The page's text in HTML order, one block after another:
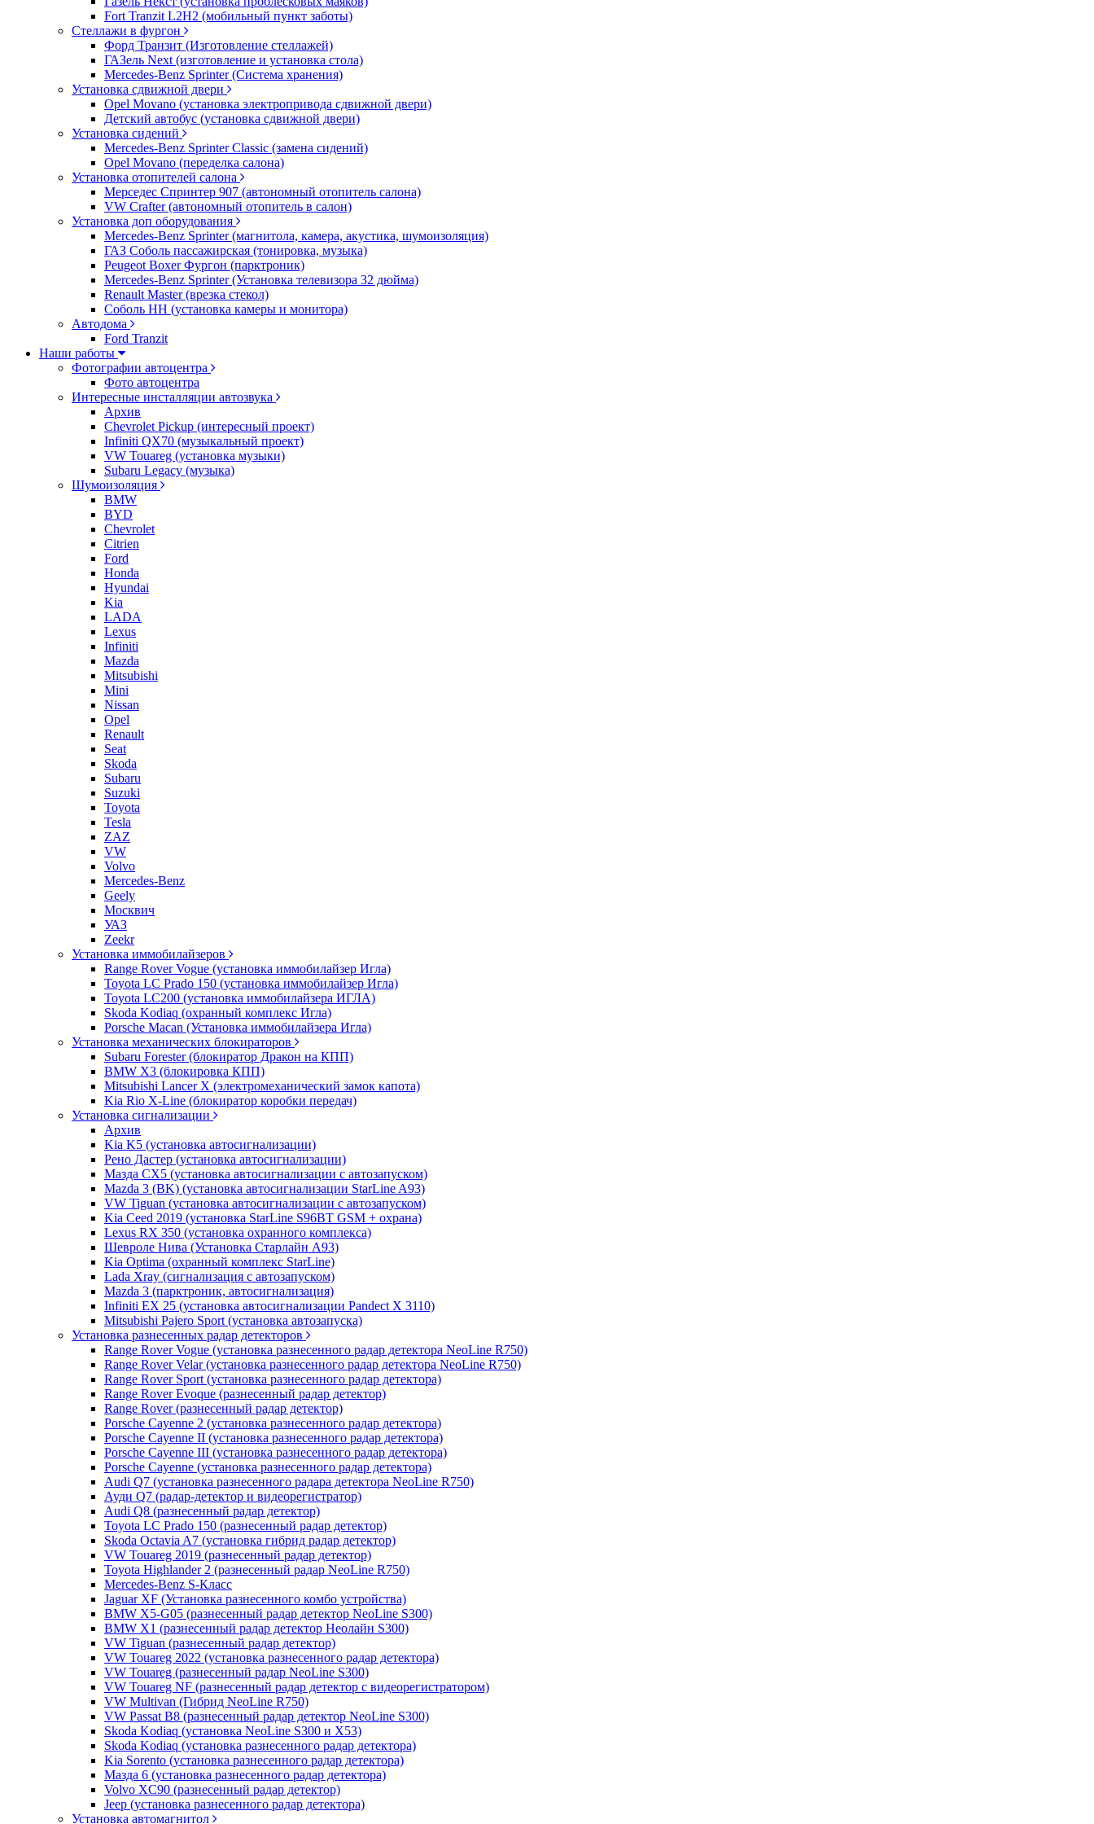
Fort Tranzit L2H2 (мобильный пункт заботы)
Стеллажи в фургон
Форд Транзит (Изготовление стеллажей)
ГАЗель Next (изготовление и установка стола)
Mercedes-Benz Sprinter (Система хранения)
Установка сдвижной двери
Opel Movano (установка электропривода сдвижной двери)
Детский автобус (установка сдвижной двери)
Установка сидений
Mercedes-Benz Sprinter Classic (замена сидений)
Opel Movano (переделка салона)
Установка отопителей салона
Мерседес Спринтер 907 (автономный отопитель салона)
VW Crafter (автономный отопитель в салон)
Установка доп оборудования
Mercedes-Benz Sprinter (магнитола, камера, акустика, шумоизоляция)
ГАЗ Соболь пассажирская (тонировка, музыка)
Peugeot Boxer Фургон (парктроник)
Mercedes-Benz Sprinter (Установка телевизора 32 дюйма)
Renault Master (врезка стекол)
Соболь НН (установка камеры и монитора)
Автодома
Ford Tranzit
Наши работы
Фотографии автоцентра
Фото автоцентра
Интересные инсталляции автозвука
Архив
Chevrolet Pickup (интересный проект)
Infiniti QX70 (музыкальный проект)
VW Touareg (установка музыки)
Subaru Legacy (музыка)
Шумоизоляция
BMW
BYD
Chevrolet
Citrien
Ford
Honda
Hyundai
Kia
LADA
Lexus
Infiniti
Mazda
Mitsubishi
Mini
Nissan
Opel
Renault
Seat
Skoda
Subaru
Suzuki
Toyota
Tesla
ZAZ
VW
Volvo
Mercedes-Benz
Geely
Москвич
УАЗ
Zeekr
Установка иммобилайзеров
Range Rover Vogue (установка иммобилайзер Игла)
Toyota LC Prado 150 (установка иммобилайзер Игла)
Toyota LC200 (установка иммобилайзера ИГЛА)
Skoda Kodiaq (охранный комплекс Игла)
Porsche Macan (Установка иммобилайзера Игла)
Установка механических блокираторов
Subaru Forester (блокиратор Дракон на КПП)
BMW X3 (блокировка КПП)
Mitsubishi Lancer X (электромеханический замок капота)
Kia Rio X-Line (блокиратор коробки передач)
Установка сигнализации
Архив
Kia K5 (установка автосигнализации)
Рено Дастер (установка автосигнализации)
Мазда CХ5 (установка автосигнализации с автозапуском)
Mazda 3 (BK) (установка автосигнализации StarLine A93)
VW Tiguan (установка автосигнализации с автозапуском)
Kia Ceed 2019 (установка StarLine S96BT GSM + охрана)
Lexus RX 350 (установка охранного комплекса)
Шевроле Нива (Установка Старлайн А93)
Kia Optima (охранный комплекс StarLine)
Lada Xray (сигнализация с автозапуском)
Mazda 3 (парктроник, автосигнализация)
Infiniti EX 25 (установка автосигнализации Pandect X 3110)
Mitsubishi Pajero Sport (установка автозапуска)
Установка разнесенных радар детекторов
Range Rover Vogue (установка разнесенного радар детектора NeoLine R750)
Range Rover Velar (установка разнесенного радар детектора NeoLine R750)
Range Rover Sport (установка разнесенного радар детектора)
Range Rover Evoque (разнесенный радар детектор)
Range Rover (разнесенный радар детектор)
Porsche Cayenne 2 (установка разнесенного радар детектора)
Porsche Cayenne II (установка разнесенного радар детектора)
Porsche Cayenne III (установка разнесенного радар детектора)
Porsche Cayenne (установка разнесенного радар детектора)
Audi Q7 (установка разнесенного радара детектора NeoLine R750)
Ауди Q7 (радар-детектор и видеорегистратор)
Audi Q8 (разнесенный радар детектор)
Toyota LC Prado 150 (разнесенный радар детектор)
Skoda Octavia A7 (установка гибрид радар детектор)
VW Touareg 2019 (разнесенный радар детектор)
Toyota Highlander 2 (разнесенный радар NeoLine R750)
Mercedes-Benz S-Класс
Jaguar XF (Установка разнесенного комбо устройства)
BMW X5-G05 (разнесенный радар детектор NeoLine S300)
BMW X1 (разнесенный радар детектор Неолайн S300)
VW Tiguan (разнесенный радар детектор)
VW Touareg 2022 (установка разнесенного радар детектора)
VW Touareg (разнесенный радар NeoLine S300)
VW Touareg NF (разнесенный радар детектор с видеорегистратором)
VW Multivan (Гибрид NeoLine R750)
VW Passat B8 (разнесенный радар детектор NeoLine S300)
Skoda Kodiaq (установка NeoLine S300 и X53)
Skoda Kodiaq (установка разнесенного радар детектора)
Kia Sorento (установка разнесенного радар детектора)
Мазда 6 (установка разнесенного радар детектора)
Volvo XC90 (разнесенный радар детектор)
Jeep (установка разнесенного радар детектора)
Установка автомагнитол